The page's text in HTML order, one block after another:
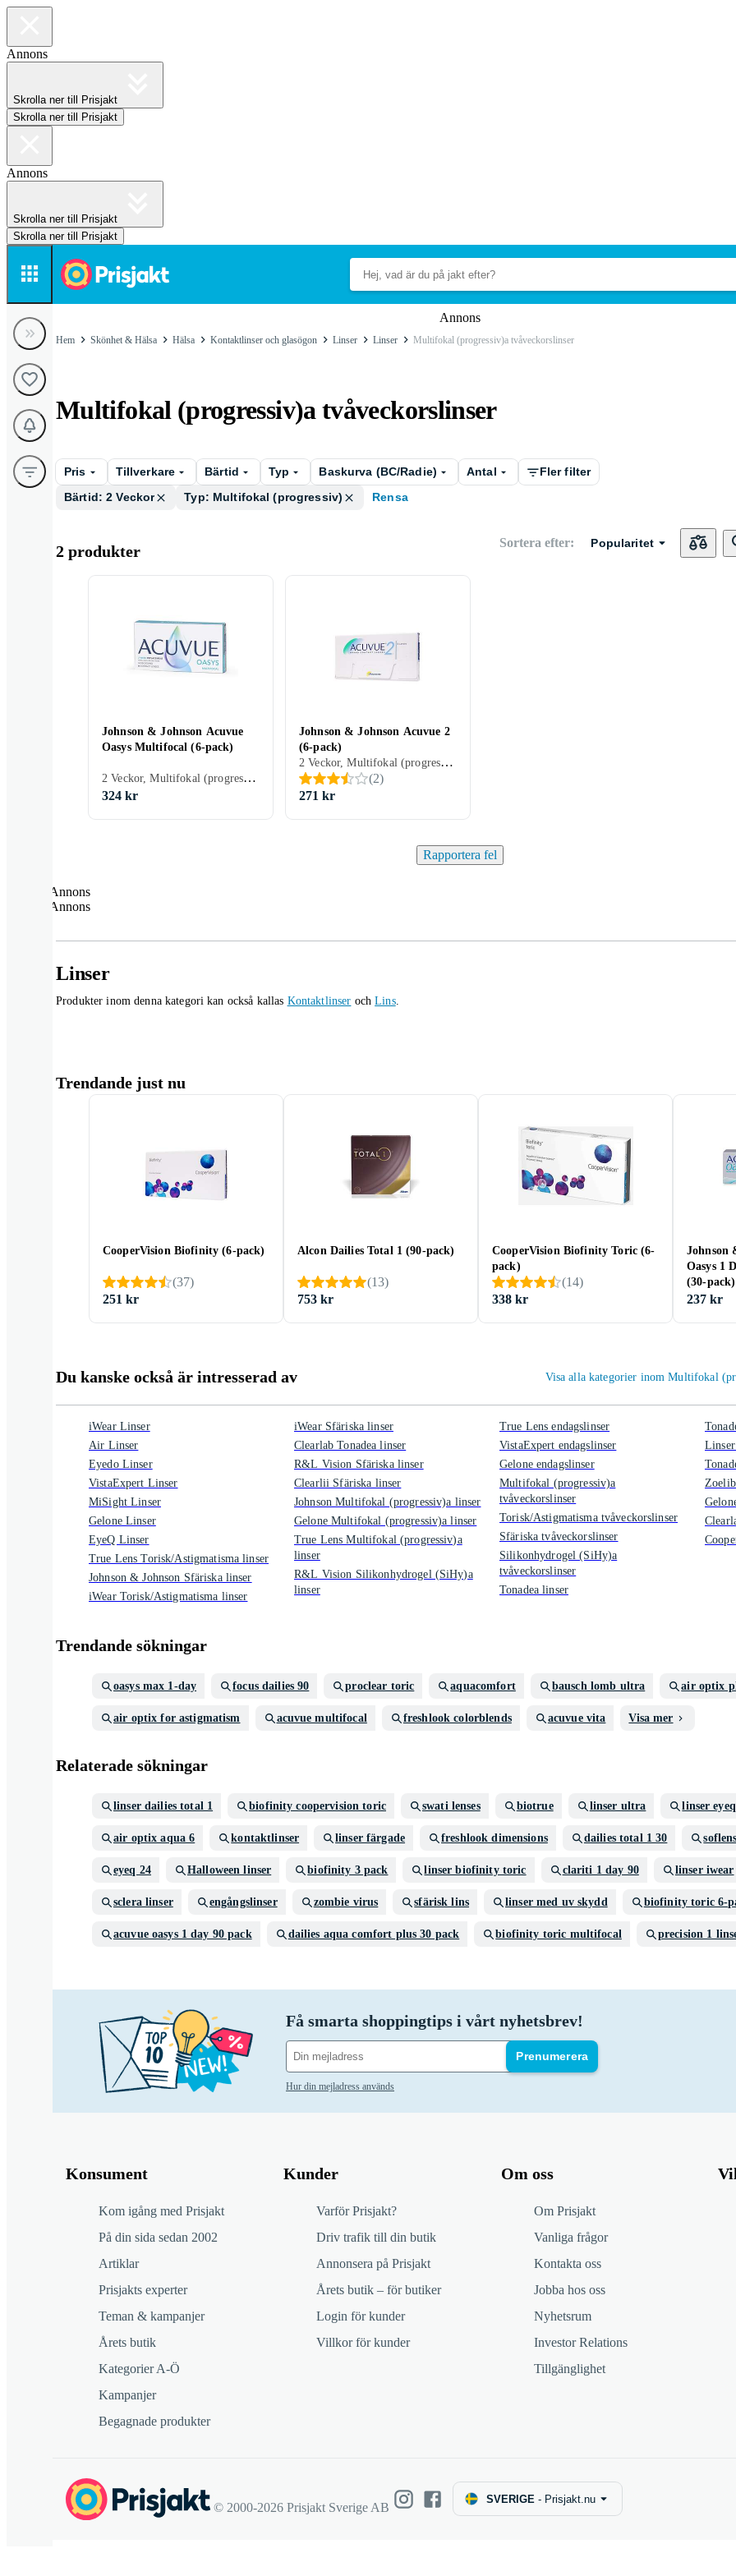
Annons
Skrolla ner till Prisjakt
Skrolla ner till Prisjakt
Annons
Skrolla ner till Prisjakt
Skrolla ner till Prisjakt
Annons
Hem Skönhet & Hälsa Hälsa Kontaktlinser och glasögon Linser Linser Multifokal (progressiv)a tvåveckorslinser
Multifokal (progressiv)a tvåveckorslinser
Pris Tillverkare Bärtid Typ Baskurva (BC/Radie) Antal
Fler filter
Bärtid: 2 Veckor
Typ: Multifokal (progressiv) Rensa
2 produkter Sortera efter: Popularitet
Johnson & Johnson Acuvue
Oasys Multifocal (6-pack)
2 Veckor, Multifokal (progressiv), 8.4 mm, 6 st
324 kr
Johnson & Johnson Acuvue 2
(6-pack)
2 Veckor, Multifokal (progressiv), 8.3 mm, 8.7 mm, 6 st
(2)
271 kr
Rapportera fel
Annons
Annons
Linser
Produkter inom denna kategori kan också kallas Kontaktlinser ochLins.
Trendande just nu
CooperVision Biofinity (6-pack)
(37)
251 kr
Alcon Dailies Total 1 (90-pack)
(13)
753 kr
CooperVision Biofinity Toric (6-
pack)
(14)
338 kr
Johnson
Oasys 1
(30-pack)
237 kr
Du kanske också är intresserad av Visa alla kategorier inom Multifokal
iWear Linser
Air Linser
Eyedo Linser
VistaExpert Linser
MiSight Linser
Gelone Linser
EyeQ Linser
True Lens Torisk/Astigmatisma linser
Johnson & Johnson Sfäriska linser
iWear Torisk/Astigmatisma linser
iWear Sfäriska linser
Clearlab Tonadea linser
R&L Vision Sfäriska linser
Clearlii Sfäriska linser
Johnson Multifokal (progressiv)a linser
Gelone Multifokal (progressiv)a linser
True Lens Multifokal (progressiv)a
linser
R&L Vision Silikonhydrogel (SiHy)a
linser
True Lens endagslinser
VistaExpert endagslinser
Gelone endagslinser
Multifokal (progressiv)a
tvåveckorslinser
Torisk/Astigmatisma tvåveckorslinser
Sfäriska tvåveckorslinser
Silikonhydrogel (SiHy)a
tvåveckorslinser
Tonadea linser
Trendande sökningar
oasys max 1-day focus dailies 90 proclear toric aquacomfort bausch lomb ultra air optix
air optix for astigmatism acuvue multifocal freshlook colorblends acuvue vita Visa mer
Relaterade sökningar
linser dailies total 1 biofinity coopervision toric swati lenses biotrue linser ultra linser eyeq
air optix aqua 6 kontaktlinser linser färgade freshlook dimensions dailies total 1 30
eyeq 24 Halloween linser biofinity 3 pack linser biofinity toric clariti 1 day 90 linser iwear
sclera linser engångslinser zombie virus sfärisk lins linser med uv skydd biofinity toric 6-
acuvue oasys 1 day 90 pack dailies aqua comfort plus 30 pack biofinity toric multifocal precision 1
Få smarta shoppingtips i vårt nyhetsbrev!
Prenumerera
Hur din mejladress används
Konsument
Kom igång med Prisjakt
På din sida sedan 2002
Artiklar
Prisjakts experter
Teman & kampanjer
Årets butik
Kategorier A-Ö
Kampanjer
Begagnade produkter
Kunder
Varför Prisjakt?
Driv trafik till din butik
Annonsera på Prisjakt
Årets butik – för butiker
Login för kunder
Villkor för kunder
Om oss
Om Prisjakt
Vanliga frågor
Kontakta oss
Jobba hos oss
Nyhetsrum
Investor Relations
Tillgänglighet
© 2000-2026 Prisjakt Sverige AB
SVERIGE - Prisjakt.nu